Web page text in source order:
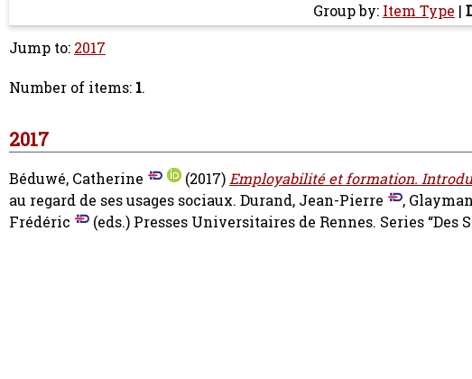
Group by: Item Type |
Jump to: 2017
Number of items: 1.
2017
Béduwé, Catherine (2017)Employabilité et formation.
au regard de ses usages sociaux. Durand, Jean-Pierre ,
Frédéric
(eds.) Presses Universitaires de Rennes. Series “Des